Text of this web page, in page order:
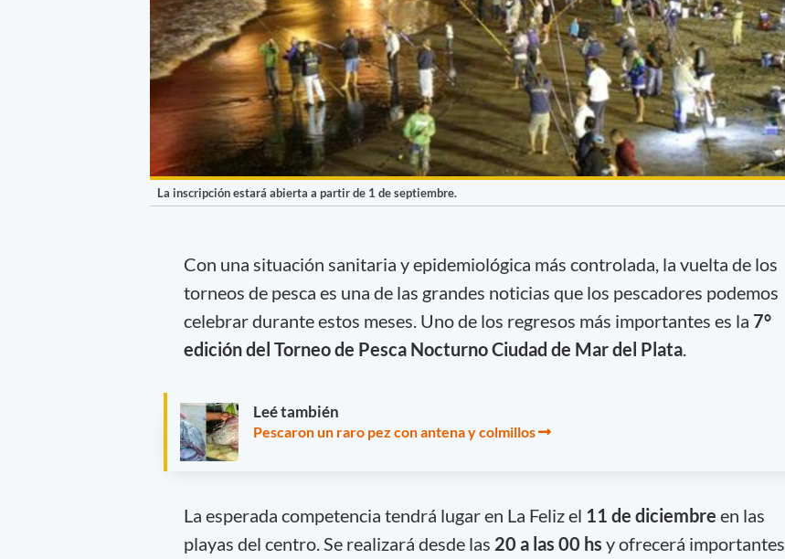
La inscripción estará abierta a partir de 1 de septiembre.
Con una situación sanitaria y epidemiológica más controlada, la vuelta de los
torneos de pesca es una de las grandes noticias que los pescadores podemos
celebrar durante estos meses. Uno de los regresos más importantes es la 7°
edición del Torneo de Pesca Nocturno Ciudad de Mar del Plata.
Leé también
Pescaron un raro pez con antena y colmillos
La esperada competencia tendrá lugar en La Feliz el 11 de diciembre en las
playas del centro. Se realizará desde las 20 a las 00 hs y ofrecerá importantes